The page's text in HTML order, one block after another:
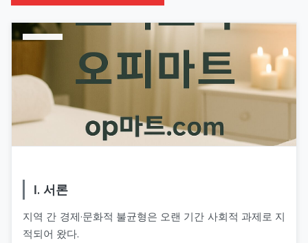
Ⅰ. 서론
지역 간 경제·문화적 불균형은 오랜 기간 사회적 과제로 지
적되어 왔다.